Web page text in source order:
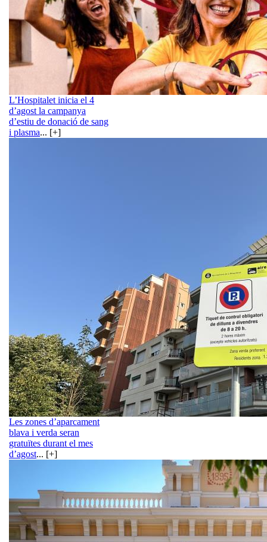
L’Hospitalet inicia el 4
d’agost la campanya
d’estiu de donació de sang
i plasma... [+]
Les zones d’aparcament
blava i verda seran
gratuïtes durant el mes
d’agost... [+]